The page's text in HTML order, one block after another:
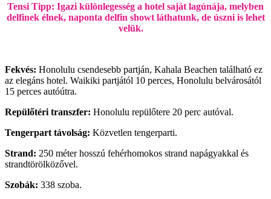
Tensi Tipp: Igazi különlegesség a hotel saját lagúnája, melyben
delfinek élnek, naponta delfin showt láthatunk, de úszni is lehet
velük.
Fekvés: Honolulu csendesebb partján, Kahala Beachen található ez
az elegáns hotel. Waikiki partjától 10 perces, Honolulu belvárosától
15 perces autóútra.
Repülőtéri transzfer: Honolulu repülőtere 20 perc autóval.
Tengerpart távolság: Közvetlen tengerparti.
Strand: 250 méter hosszú fehérhomokos strand napágyakkal és
strandtörölközővel.
Szobák: 338 szoba.